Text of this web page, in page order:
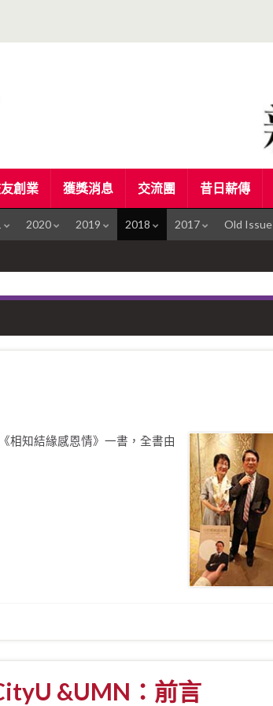
創業 獲獎消息 交流團 昔日薪傳
2020 2019 2018 2017 Old Issue
相知結緣感恩情》一書，全書由
&UMN：前言